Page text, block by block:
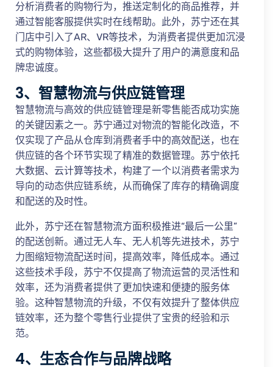
分析消费者的购物行为，推送定制化的商品推荐，并
通过智能客服提供实时在线帮助。此外，苏宁还在其
门店中引入了AR、VR等技术，为消费者提供更加沉浸
式的购物体验，这些都极大提升了用户的满意度和品
牌忠诚度。
3、智慧物流与供应链管理
智慧物流与高效的供应链管理是新零售能否成功实施
的关键因素之一。苏宁通过对物流的智能化改造，不
仅实现了产品从仓库到消费者手中的高效配送，也在
供应链的各个环节实现了精准的数据管理。苏宁依托
大数据、云计算等技术，构建了一个以消费者需求为
导向的动态供应链系统，从而确保了库存的精确调度
和配送的及时性。
此外，苏宁还在智慧物流方面积极推进“最后一公里”
的配送创新。通过无人车、无人机等先进技术，苏宁
力图缩短物流配送时间，提高效率，降低成本。通过
这些技术手段，苏宁不仅提高了物流运营的灵活性和
效率，还为消费者提供了更加快速和便捷的服务体
验。这种智慧物流的升级，不仅有效提升了整体供应
链效率，还为整个零售行业提供了宝贵的经验和示
范。
4、生态合作与品牌战略